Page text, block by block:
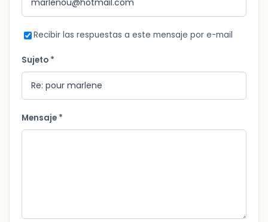
Recibir las respuestas a este mensaje por e-mail
Sujeto *
Mensaje *